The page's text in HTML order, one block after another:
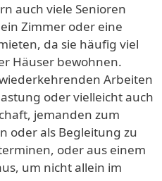
auch viele Senioren
Zimmer oder eine
da sie häufig viel
Häuser bewohnen.
Arbeiten
oder vielleicht auch
jemanden zum
oder als Begleitung zu
oder aus einem
um nicht allein im